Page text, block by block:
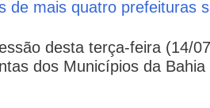
de mais quatro prefeituras
desta terça-feira (14/
dos Municípios da